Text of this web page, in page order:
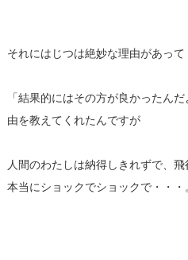
それにはじつは絶妙な理由があって
「結果的にはその方が良かったん
由を教えてくれたんですが
人間のわたしは納得しきれずで、
本当にショックでショックで・・・